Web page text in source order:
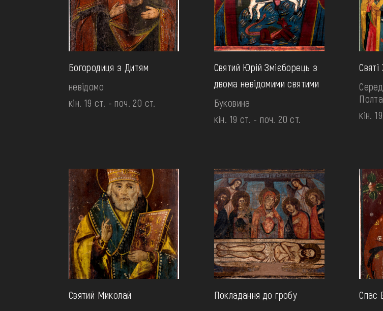
Богородиця з Дитям
невідомо
кін. 19 ст. - поч. 20 ст.
Святий Юрій Змієборець з
двома невідомими святими
Буковина
кін. 19 ст. - поч. 20 ст.
Святі
кін.
Святий Миколай
Покладання до гробу
Спас